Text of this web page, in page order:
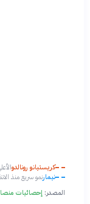
كريستيانو رونالدوالأعلى عالمياً
نمو سريع منذ الانتقال
إحصائيات منصات